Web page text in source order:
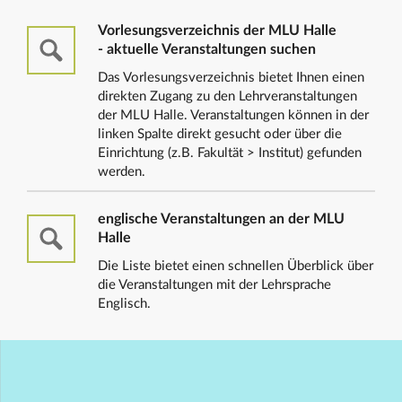
Vorlesungsverzeichnis der MLU Halle
- aktuelle Veranstaltungen suchen
Das Vorlesungsverzeichnis bietet Ihnen einen
direkten Zugang zu den Lehrveranstaltungen
der MLU Halle. Veranstaltungen können in der
linken Spalte direkt gesucht oder über die
Einrichtung (z.B. Fakultät > Institut) gefunden
werden.
englische Veranstaltungen an der MLU
Halle
Die Liste bietet einen schnellen Überblick über
die Veranstaltungen mit der Lehrsprache
Englisch.